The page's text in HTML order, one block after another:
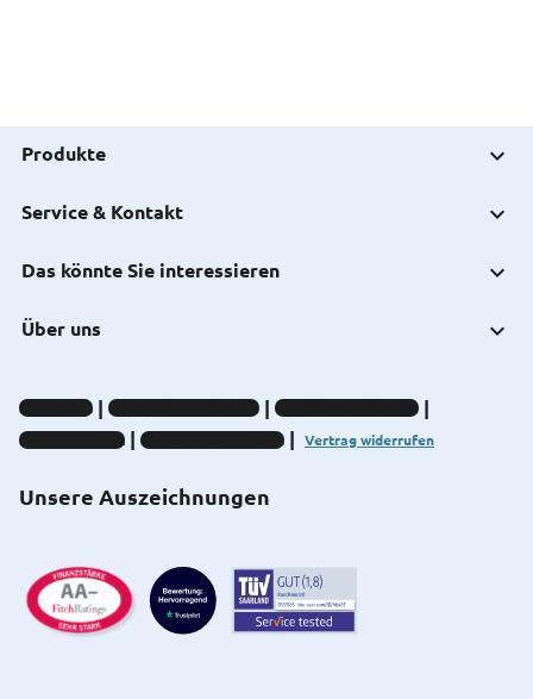
Produkte
Service & Kontakt
Das könnte Sie interessieren
Über uns
Unsere Auszeichnungen
Impressum Datenschutz-Hinweise
Compliance-Hinweise
Barrierefreiheit
Cookie-Einstellungen Vertrag widerrufen